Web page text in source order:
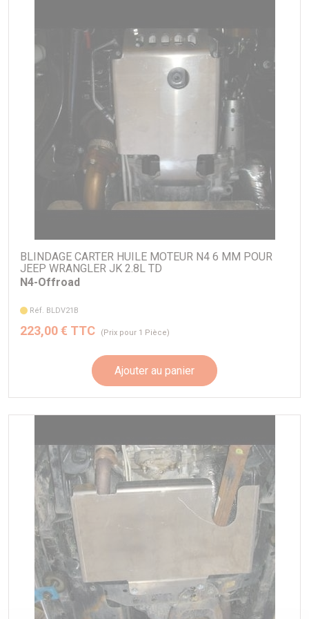
Adapté pour les véhicules suivants :
Jeep Wrangler JK
Kit complet comprenant : tôle de protection, nécessaire de
BLINDAGE CARTER HUILE MOTEUR N4 6 MM POUR
JEEP WRANGLER JK 2.8L TD
N4-Offroad
Réf. BLDV21B
223,00 € TTC (Prix pour 1 Pièce)
Ajouter au panier